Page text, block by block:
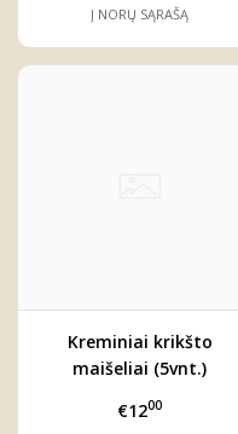
Į NORŲ SĄRAŠĄ
Kreminiai krikšto
maišeliai (5vnt.)
€1200